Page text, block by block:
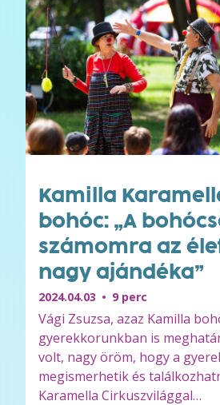
Kamilla
bohóc: „A
számomra az
nagy ajándéka”
2024.04.03 9 perc
Vági Zsuzsa, azaz Kamilla
gyerekkorunkban is
volt, nagy öröm, hogy a
megismerhetik és
Karamella Cirkuszvilággal…